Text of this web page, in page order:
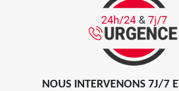
NOUS INTERVENONS 7J/7